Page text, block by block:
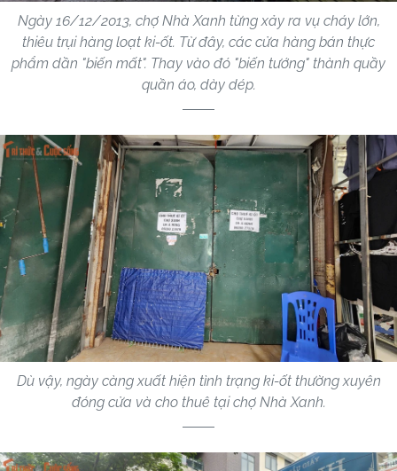
Ngày 16/12/2013, chợ Nhà Xanh từng xảy ra vụ cháy lớn,
thiêu trụi hàng loạt ki-ốt. Từ đây, các cửa hàng bán thực
phẩm dần "biến mất". Thay vào đó "biến tướng" thành quầy
quần áo, dày dép.
Dù vậy, ngày càng xuất hiện tình trạng ki-ốt thường xuyên
đóng cửa và cho thuê tại chợ Nhà Xanh.